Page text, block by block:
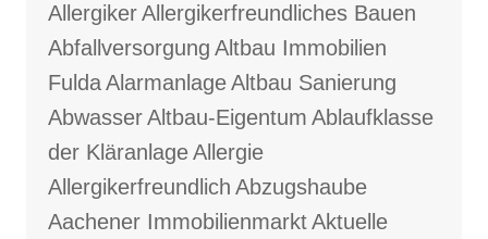
AllergikerAllergikerfreundliches Bauen
Abfallversorgung Altbau Immobilien
FuldaAlarmanlageAltbau Sanierung
AbwasserAltbau-Eigentum Ablaufklasse
der KläranlageAllergie
Allergikerfreundlich Abzugshaube
Aachener ImmobilienmarktAktuelle